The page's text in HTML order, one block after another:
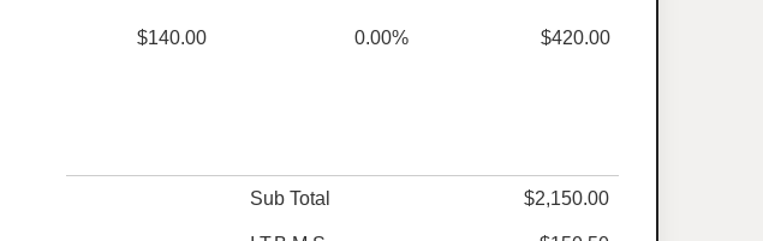
$140.00 0.00% $420.00
Sub Total $2,150.00